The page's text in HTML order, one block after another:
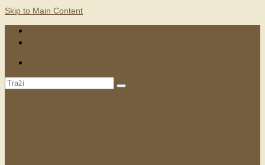
Skip to Main Content
Search